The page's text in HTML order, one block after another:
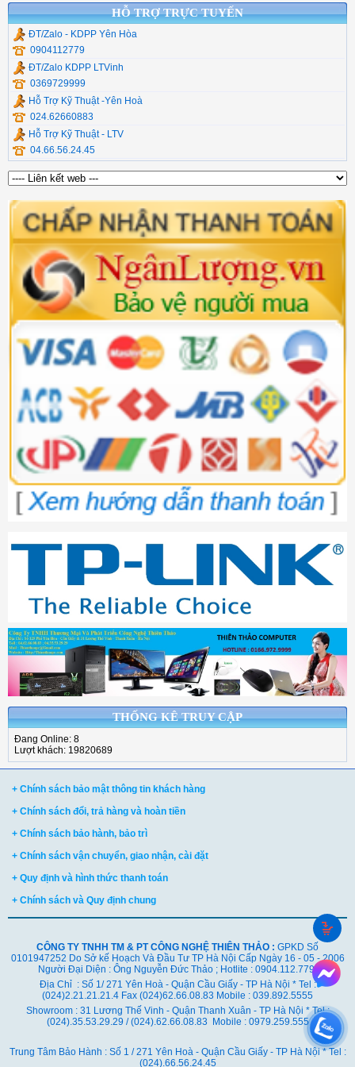
HỖ TRỢ TRỰC TUYẾN
ĐT/Zalo - KDPP Yên Hòa
0904112779
ĐT/Zalo KDPP LTVinh
0369729999
Hỗ Trợ Kỹ Thuật -Yên Hoà
024.62660883
Hỗ Trợ Kỹ Thuật - LTV
04.66.56.24.45
THỐNG KÊ TRUY CẬP
Đang Online: 8
Lượt khách: 19820689
+ Chính sách bảo mật thông tin khách hàng
+ Chính sách đổi, trả hàng và hoàn tiền
+ Chính sách bảo hành, bảo trì
+ Chính sách vận chuyển, giao nhận, cài đặt
+ Quy định và hình thức thanh toán
+ Chính sách và Quy định chung
CÔNG TY TNHH TM & PT CÔNG NGHỆ THIÊN THẢO : GPKD Số
0101947252 Do Sở kế Hoạch Và Đầu Tư TP Hà Nội Cấp Ngày 16 - 05 - 2006
Người Đại Diện : Ông Nguyễn Đức Thảo ; Hotlite : 0904.112.779
Địa Chỉ : Số 1/ 271 Yên Hoà - Quận Cầu Giấy - TP Hà Nội * Tel :
(024)2.21.21.21.4 Fax (024)62.66.08.83 Mobile : 039.892.5555
Showroom : 31 Lương Thế Vinh - Quận Thanh Xuân - TP Hà Nội *Tel :
(024).35.53.29.29 / (024).62.66.08.83 Mobile : 0979.259.555
Trung Tâm Bảo Hành : Số 1 / 271 Yên Hoà - Quận Cầu Giấy - TP Hà Nội * Tel :
(024).66.56.24.45